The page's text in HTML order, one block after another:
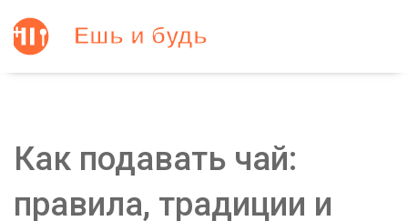
Как подавать чай:
правила, традиции и